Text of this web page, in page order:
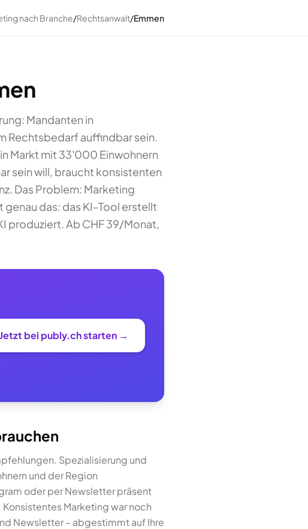
nach Branche/Rechtsanwalt/Emmen
Mandanten in
Rechts­bedarf auffindbar sein.
Markt mit 33'000 Einwohnern
sein will, braucht konsistenten
Das Problem: Marketing
genau das: das KI-Tool erstellt
produziert. Ab CHF 39/Monat,
Jetzt bei publy.ch starten →
Spezialisierung und
und der Region
oder per Newsletter präsent
Marketing war noch
Newsletter – abgestimmt auf Ihre